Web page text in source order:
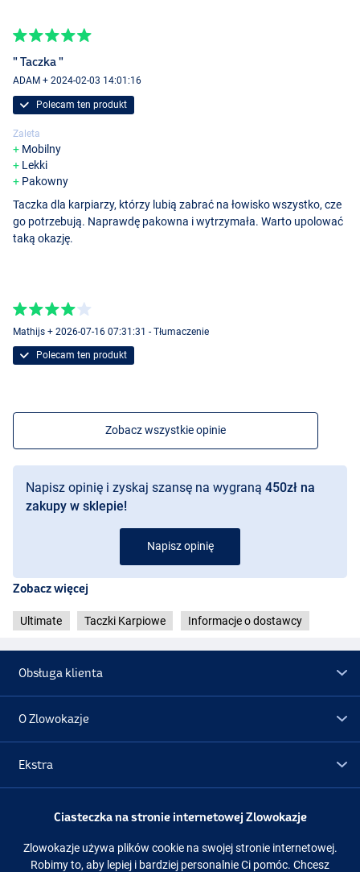
" Taczka "
ADAM + 2024-02-03 14:01:16
Polecam ten produkt
Zaleta
Mobilny
Lekki
Pakowny
Taczka dla karpiarzy, którzy lubią zabrać na łowisko wszystko, cze
go potrzebują. Naprawdę pakowna i wytrzymała. Warto upolować
taką okazję.
Mathijs + 2026-07-16 07:31:31 - Tłumaczenie
Polecam ten produkt
Zobacz wszystkie opinie
Napisz opinię i zyskaj szansę na wygraną 450zł na
zakupy w sklepie!
Napisz opinię
Zobacz więcej
Ultimate Taczki Karpiowe Informacje o dostawcy
Obsługa klienta
O Zlowokazje
Ekstra
Promocje
Obserwuj nas Facebook Instagram
Ciasteczka na stronie internetowej Zlowokazje
Zlowokazje używa plików cookie na swojej stronie internetowej.
Robimy to, aby lepiej i bardziej personalnie Ci pomóc. Chcesz